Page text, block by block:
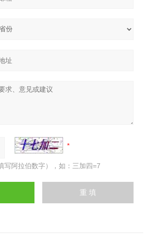
写阿拉伯数字），如：三加四=7